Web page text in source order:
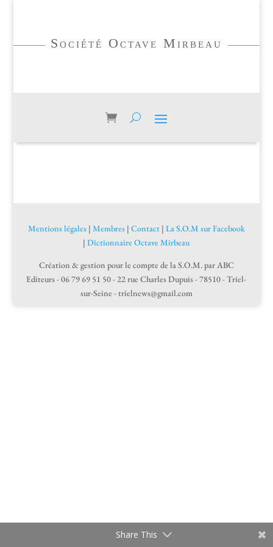
Société Octave Mirbeau
Mentions légales| Membres| Contact| La S.O.M sur Facebook
|Dictionnaire Octave Mirbeau
Création & gestion pour le compte de la S.O.M. par ABC
Editeurs - 06 79 69 51 50 - 22 rue Charles Dupuis - 78510 - Triel-
sur-Seine - trielnews@gmail.com
Share This